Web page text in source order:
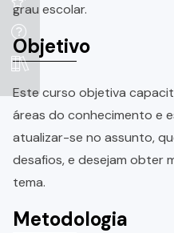
grau escolar.
Objetivo
Este curso objetiva
áreas do conhecimento e
atualizar-se no assunto,
desafios, e desejam obter
tema.
Metodologia